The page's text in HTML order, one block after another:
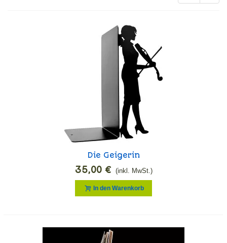
Die Geigerin
35,00 € (inkl. MwSt.)
In den Warenkorb